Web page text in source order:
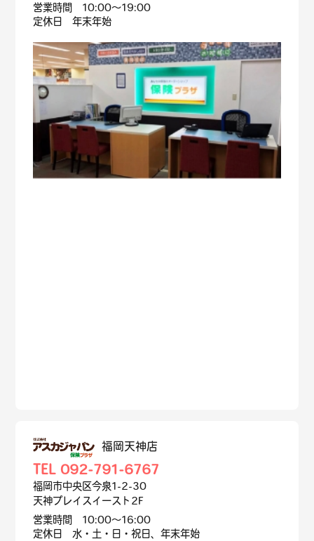
営業時間 10:00～19:00
定休日 年末年始
福岡天神店
TEL 092-791-6767
福岡市中央区今泉1-2-30
天神プレイスイースト2F
営業時間 10:00～16:00
定休日 水・土・日・祝日、年末年始